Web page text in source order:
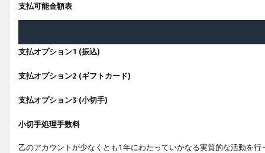
支払可能金額表
支払オプション1 (振込)
支払オプション2 (ギフトカード)
支払オプション3 (小切手)
小切手処理手数料
乙のアカウントが少なくとも1年にわたっていかなる実質的な活動を